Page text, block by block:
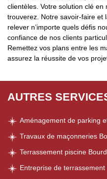
clientèles. Votre solution clé en
trouverez. Notre savoir-faire et
relever n’importe quels défis
confiance de nos clients
Remettez vos plans entre les
assurez la réussite de vos
AUTRES
Aménagement de parking
Travaux de maçonneries
Terrassement piscine
Entreprise de terrassement